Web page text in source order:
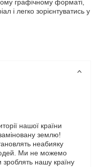
графічному форматі,
і легко зорієнтуватись у
нашої країни
землю!
неабияку
Ми не можемо
зроблять нашу країну